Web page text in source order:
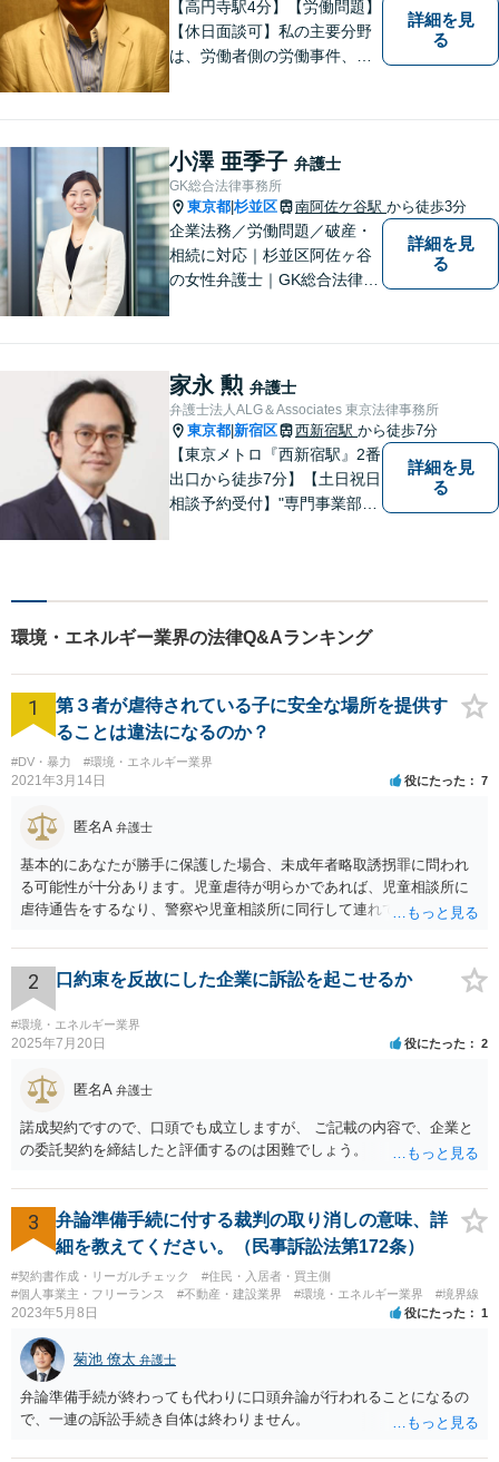
【高円寺駅4分】【労働問題】
【休日面談可】私の主要分野
は、労働者側の労働事件、企
件を数多く担当しています。
依頼人さまにとって、最大限
の効用を得られるように頑張
っています。
詳細を見
る
小澤 亜季子 弁護士
GK総合法律事務所
東京都 杉並区 南阿佐ケ谷駅 から徒歩3分
企業法務／労働問題／破産・
相続に対応｜杉並区阿佐ヶ谷
の女性弁護士｜GK総合法律事
詳細を見
る
家永 勲 弁護士
弁護士法人ALG＆Associates 東京法律事務所
東京都 新宿区 西新宿駅 から徒歩7分
【東京メトロ『西新宿駅』2番
出口から徒歩7分】【土日祝日
相談予約受付】"専門事業部
い。
詳細を見
る
環境・エネルギー業界の法律Q&Aランキング
1
第３者が虐待されている子に安全な場所を提供す
ることは違法になるのか？
#DV・暴力 #環境・エネルギー業界
2021年3月14日 役にたった 7
匿名A 弁護士
基本的にあなたが勝手に保護した場合、未成年者略取誘拐罪に問われ
る可能性が十分あります。児童虐待が明らかであれば、児童相談所に
虐待通告をするなり、警察や児童相談所に同行して連れていくなり、
談所の関与を望んでいないケースでは難しい判断にはなるとは思いま
すが、少なくともあなたが保護者の承諾を得ずに勝手に保護すること
は避けた方が良いかと存じます。警察は親からの虐待があると分かっ
た場合であっても、必ずしもあなたに味方するわけではないかと存じ
ます。児童相談所に通告すべきであったと窘められる程度であればよ
で自らの支配下に置きたかったのではないかと疑われる可能性さえあ
ります。
2 口約束を反故にした企業に訴訟を起こせるか
#環境・エネルギー業界
2025年7月20日 役にたった 2
匿名A 弁護士
諾成契約ですので、口頭でも成立しますが、 ご記載の内容で、企業と
の委託契約を締結したと評価するのは困難でしょう。
3
弁論準備手続に付する裁判の取り消しの意味、詳
細を教えてください。（民事訴訟法第172条）
#契約書作成・リーガルチェック
#住民・入居者・買主側
#個人事業主・フリーランス
#不動産・建設業界 #環境・エネルギー業界 #境界線
2023年5月8日 役にたった 1
菊池 僚太 弁護士
弁論準備手続が終わっても代わりに口頭弁論が行われることになるの
で、一連の訴訟手続き自体は終わりません。